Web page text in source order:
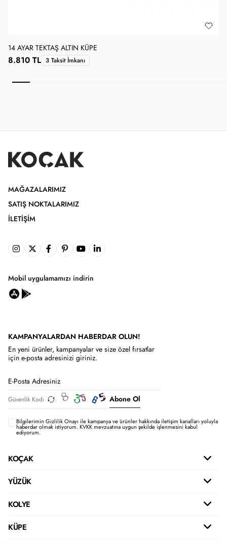
14 AYAR TEKTAŞ ALTIN KÜPE
8.810 TL 3 Taksit İmkanı
MAĞAZALARIMIZ
SATIŞ NOKTALARIMIZ
İLETIŞIM
Mobil uygulamamızı indirin
KAMPANYALARDAN HABERDAR OLUN!
En yeni ürünler, kampanyalar ve size özel fırsatlar
için e-posta adresinizi giriniz.
Abone Ol
Bilgilerimin Gizlilik Onayı ile kampanya ve ürünler hakkında iletişim kanalları yoluyla
haberdar olmak istiyorum.KVKK mevzuatına uygun şekilde işlenmesini kabul
ediyorum.
KOÇAK
YÜZÜK
KOLYE
KÜPE